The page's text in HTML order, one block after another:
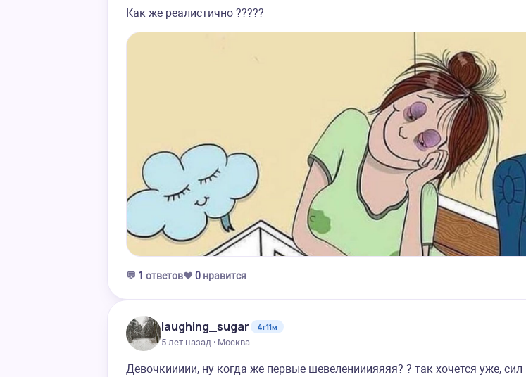
Как же реалистично ?????
💬 1 ответов❤️ 0 нравится
laughing_sugar
4г11м
5 лет назад · Москва
Девочкиииии, ну когда же первые шевеленииияяяя? ? так хочется уже, сил